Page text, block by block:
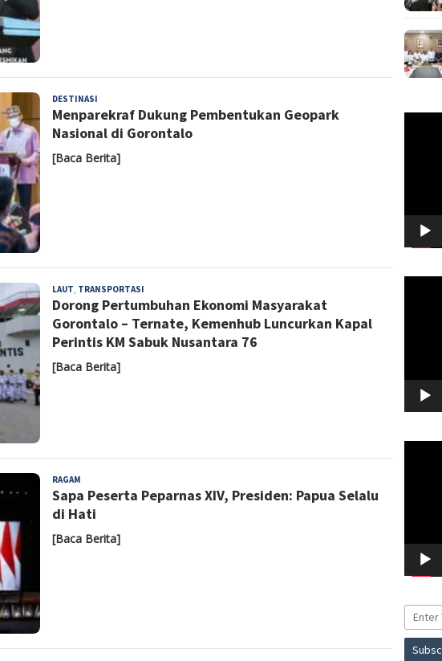
DESTINASI
Menparekraf Dukung Pembentukan Geopark
Nasional di Gorontalo
[Baca Berita]
LAUT, TRANSPORTASI
Dorong Pertumbuhan Ekonomi Masyarakat
Gorontalo – Ternate, Kemenhub Luncurkan Kapal
Perintis KM Sabuk Nusantara 76
[Baca Berita]
RAGAM
Sapa Peserta Peparnas XIV, Presiden: Papua Selalu
di Hati
[Baca Berita]